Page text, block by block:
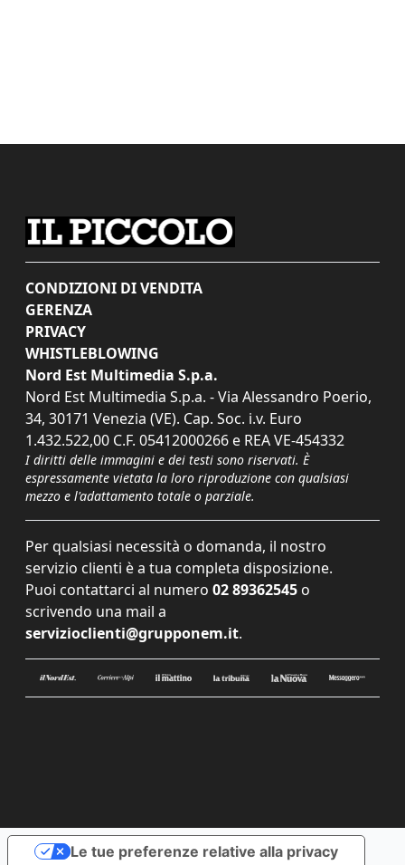
CONDIZIONI DI VENDITA
GERENZA
PRIVACY
WHISTLEBLOWING
Nord Est Multimedia S.p.a.
Nord Est Multimedia S.p.a. - Via Alessandro Poerio,
34, 30171 Venezia (VE). Cap. Soc. i.v. Euro
1.432.522,00 C.F. 05412000266 e REA VE-454332
I diritti delle immagini e dei testi sono riservati. È
espressamente vietata la loro riproduzione con qualsiasi
mezzo e l'adattamento totale o parziale.
Per qualsiasi necessità o domanda, il nostro
servizio clienti è a tua completa disposizione.
Puoi contattarci al numero 02 89362545 o
scrivendo una mail a
servizioclienti@grupponem.it.
Le tue preferenze relative alla privacy